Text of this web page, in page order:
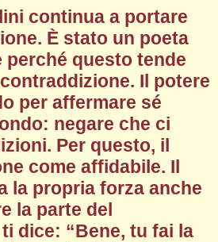
continua a portare
È stato un poeta
questo tende
Il potere
per affermare sé
negare che ci
Per questo, il
come affidabile. Il
la propria forza anche
la parte del
dice: “Bene, tu fai la